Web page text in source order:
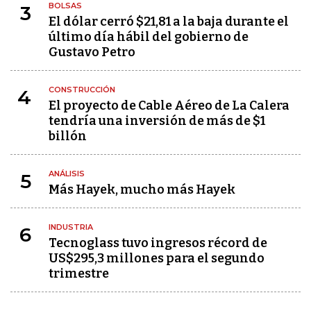
3 BOLSAS
El dólar cerró $21,81 a la baja durante el
último día hábil del gobierno de
Gustavo Petro
4 CONSTRUCCIÓN
El proyecto de Cable Aéreo de La Calera
tendría una inversión de más de $1
billón
5 ANÁLISIS
Más Hayek, mucho más Hayek
6 INDUSTRIA
Tecnoglass tuvo ingresos récord de
US$295,3 millones para el segundo
trimestre